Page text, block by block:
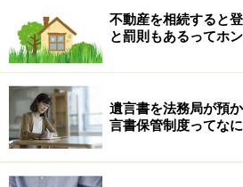
減らなかった｣といった場合は、
分｣を主張できるものと思われます
寄与分＝円満な遺産分割か
明確な根拠があったとしても、｢
割になるという保証はありません
不動産を相続すると
と罰則もあるってホ
遺言書を法務局が預
言書保管制度ってな